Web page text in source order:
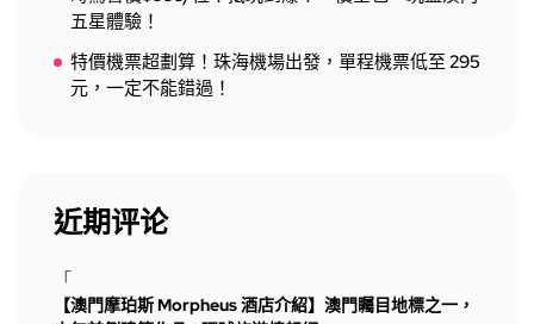
五星體驗！
特價機票超劃算！珠海機場出發，單程機票低至 295
元，一定不能錯過！
近期评论
「
【澳門摩珀斯 Morpheus 酒店介紹】澳門矚目地標之一，